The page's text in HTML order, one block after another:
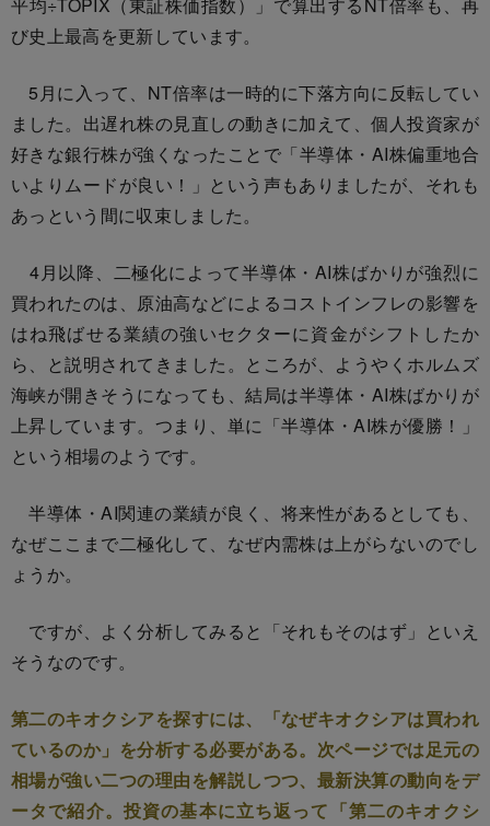
び史上最高を更新しています。
5月に入って、NT倍率は一時的に下落方向に反転してい
ました。出遅れ株の見直しの動きに加えて、個人投資家が
好きな銀行株が強くなったことで「半導体・AI株偏重地合
いよりムードが良い！」という声もありましたが、それも
あっという間に収束しました。
4月以降、二極化によって半導体・AI株ばかりが強烈に
買われたのは、原油高などによるコストインフレの影響を
はね飛ばせる業績の強いセクターに資金がシフトしたか
ら、と説明されてきました。ところが、ようやくホルムズ
海峡が開きそうになっても、結局は半導体・AI株ばかりが
上昇しています。つまり、単に「半導体・AI株が優勝！」
という相場のようです。
半導体・AI関連の業績が良く、将来性があるとしても、
なぜここまで二極化して、なぜ内需株は上がらないのでし
ょうか。
ですが、よく分析してみると「それもそのはず」といえ
そうなのです。
第二のキオクシアを探すには、「なぜキオクシアは買われ
ているのか」を分析する必要がある。次ページでは足元の
相場が強い二つの理由を解説しつつ、最新決算の動向をデ
ータで紹介。投資の基本に立ち返って「第二のキオクシ